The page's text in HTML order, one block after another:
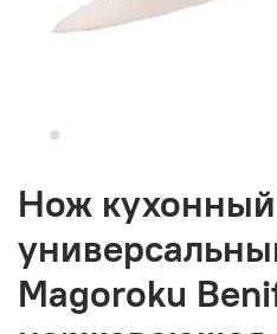
Нож кухонный
Magoroku